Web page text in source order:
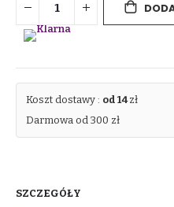
Koszt dostawy : od 14zł
Darmowa od 300 zł
SZCZEGÓŁY